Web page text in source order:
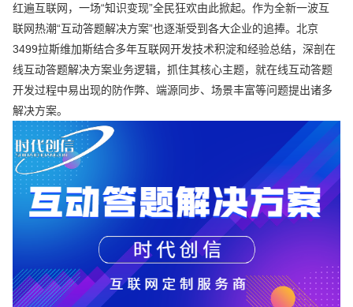
红遍互联网，一场“知识变现”全民狂欢由此掀起。作为全新一波互
联网热潮“互动答题解决方案”也逐渐受到各大企业的追捧。北京
3499拉斯维加斯结合多年互联网开发技术积淀和经验总结，深剖在
线互动答题解决方案业务逻辑，抓住其核心主题，就在线互动答题
开发过程中易出现的防作弊、端源同步、场景丰富等问题提出诸多
解决方案。